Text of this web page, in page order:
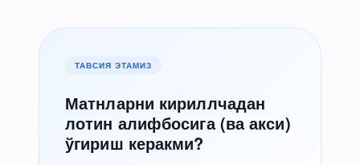
ТАВСИЯ ЭТАМИЗ
Матнларни кириллчадан
лотин алифбосига (ва акси)
ўгириш керакми?